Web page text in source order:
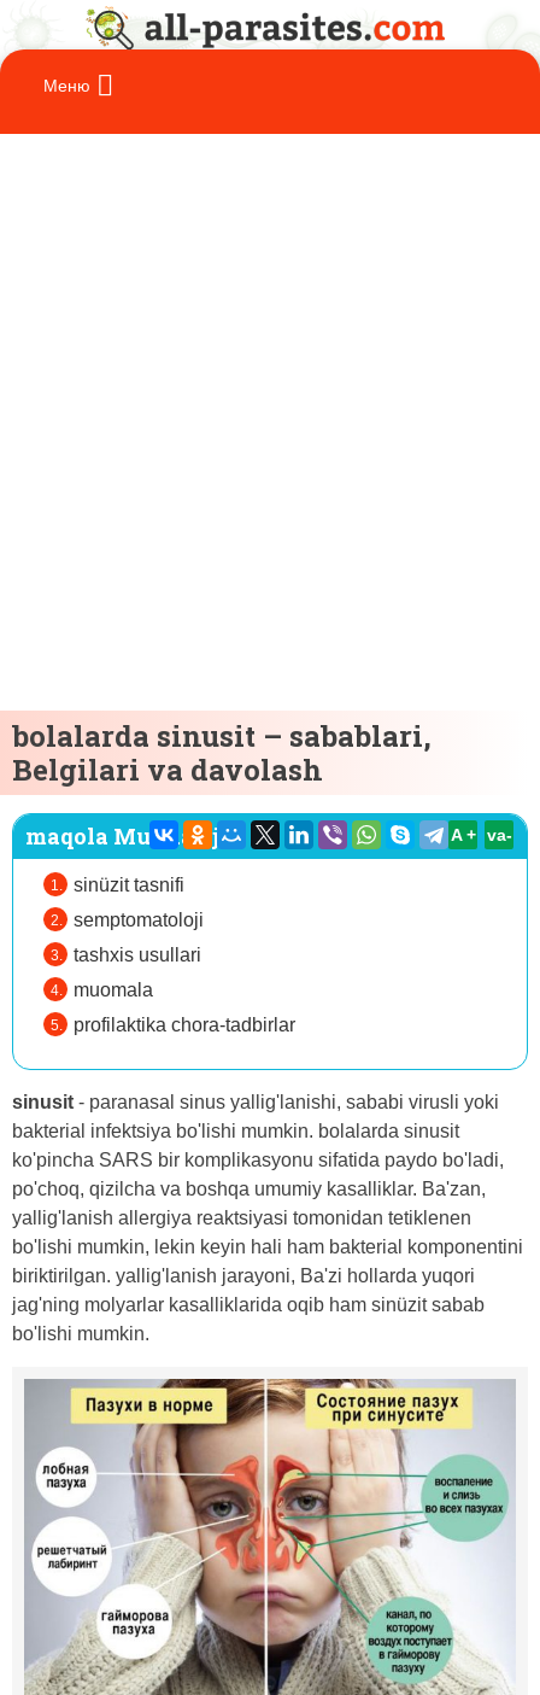
bolalarda sinusit – sabablari,
Belgilari va davolash
maqola Mundarija:
sinüzit tasnifi
semptomatoloji
tashxis usullari
muomala
profilaktika chora-tadbirlar
A + va-
sinusit - paranasal sinus yallig'lanishi, sababi virusli yoki
bakterial infektsiya bo'lishi mumkin. bolalarda sinusit
ko'pincha SARS bir komplikasyonu sifatida paydo bo'ladi,
po'choq, qizilcha va boshqa umumiy kasalliklar. Ba'zan,
yallig'lanish allergiya reaktsiyasi tomonidan tetiklenen
bo'lishi mumkin, lekin keyin hali ham bakterial komponentini
biriktirilgan. yallig'lanish jarayoni, Ba'zi hollarda yuqori
jag'ning molyarlar kasalliklarida oqib ham sinüzit sabab
bo'lishi mumkin.